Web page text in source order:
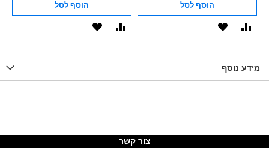
הוסף לסל
הוסף
הוסף לסל
הוסף
מידע נוסף
צור קשר